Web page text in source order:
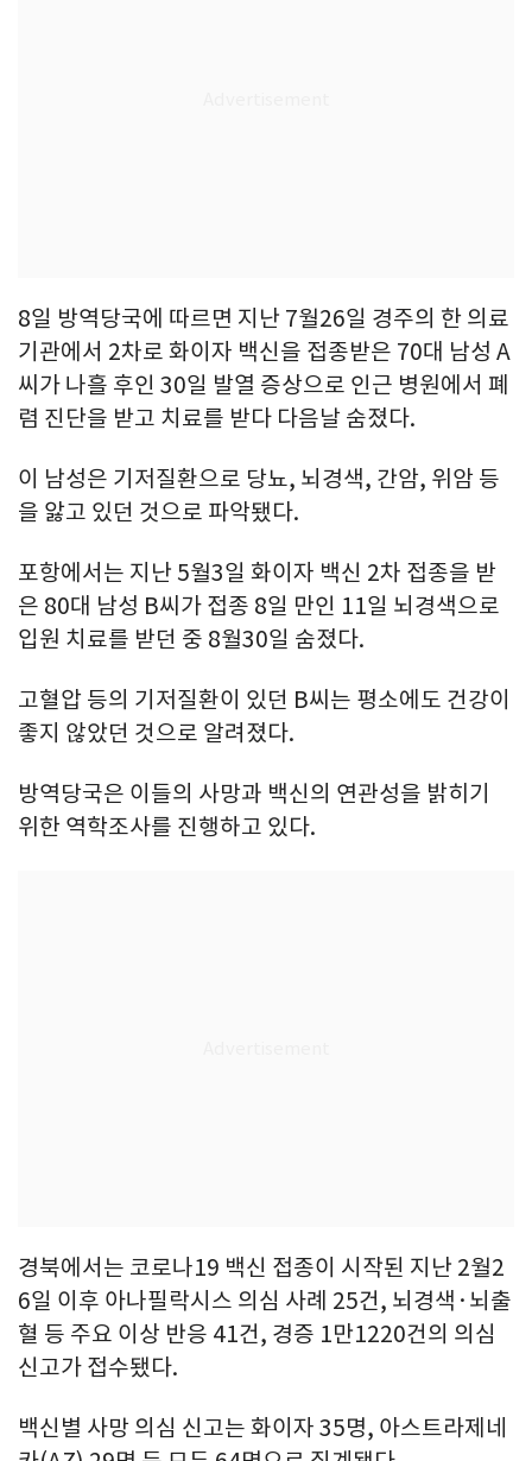
8일 방역당국에 따르면 지난 7월26일 경주의 한 의료
기관에서 2차로 화이자 백신을 접종받은 70대 남성 A
씨가 나흘 후인 30일 발열 증상으로 인근 병원에서 폐
렴 진단을 받고 치료를 받다 다음날 숨졌다.
이 남성은 기저질환으로 당뇨, 뇌경색, 간암, 위암 등
을 앓고 있던 것으로 파악됐다.
포항에서는 지난 5월3일 화이자 백신 2차 접종을 받
은 80대 남성 B씨가 접종 8일 만인 11일 뇌경색으로
입원 치료를 받던 중 8월30일 숨졌다.
고혈압 등의 기저질환이 있던 B씨는 평소에도 건강이
좋지 않았던 것으로 알려졌다.
방역당국은 이들의 사망과 백신의 연관성을 밝히기
위한 역학조사를 진행하고 있다.
경북에서는 코로나19 백신 접종이 시작된 지난 2월2
6일 이후 아나필락시스 의심 사례 25건, 뇌경색·뇌출
혈 등 주요 이상 반응 41건, 경증 1만1220건의 의심
신고가 접수됐다.
백신별 사망 의심 신고는 화이자 35명, 아스트라제네